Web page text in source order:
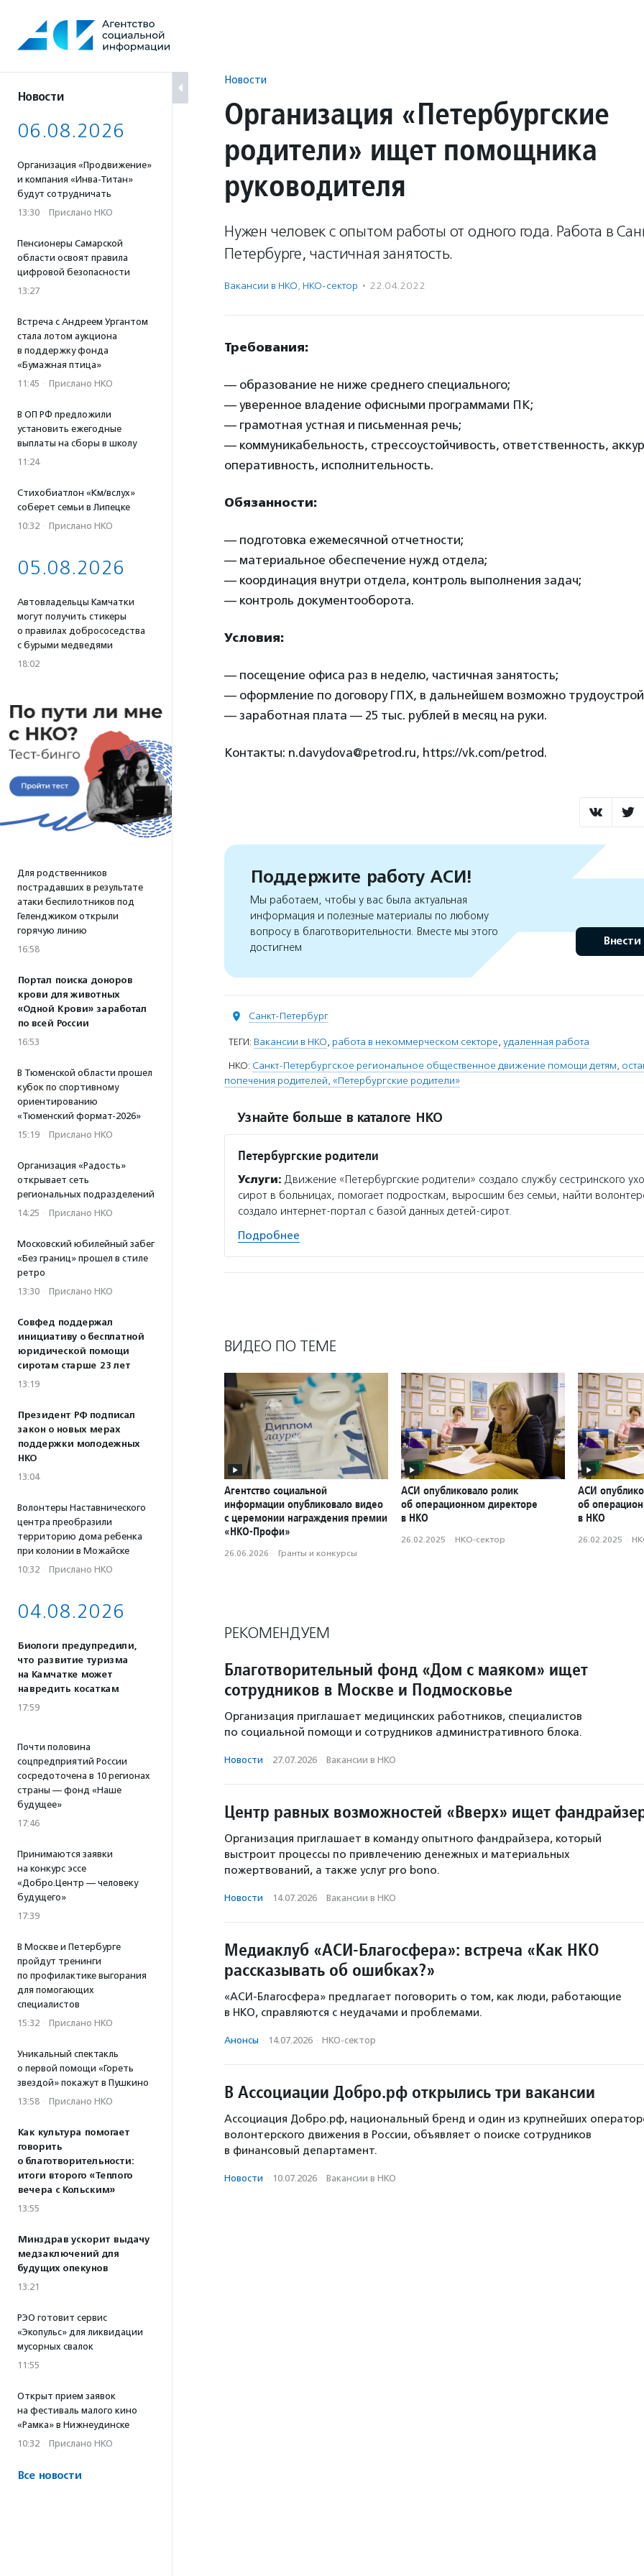
содержанию
Новости
06.08.2026
Организация «Продвижение»
и компания «Инва-Титан»
будут сотрудничать
13:30 · Прислано НКО
Пенсионеры Самарской
области освоят правила
цифровой безопасности
13:27
Встреча с Андреем Ургантом
стала лотом аукциона
в поддержку фонда
«Бумажная птица»
11:45 · Прислано НКО
В ОП РФ предложили
установить ежегодные
выплаты на сборы в школу
11:24
Стихобиатлон «Км/вслух»
соберет семьи в Липецке
10:32 · Прислано НКО
05.08.2026
Автовладельцы Камчатки
могут получить стикеры
о правилах добрососедства
с бурыми медведями
18:02
Для родственников
пострадавших в результате
атаки беспилотников под
Геленджиком открыли
горячую линию
16:58
Портал поиска доноров
крови для животных
«Одной Крови» заработал
по всей России
16:53
В Тюменской области прошел
кубок по спортивному
ориентированию
«Тюменский формат-2026»
15:19 · Прислано НКО
Организация «Радость»
открывает сеть
региональных подразделений
14:25 · Прислано НКО
Московский юбилейный забег
«Без границ» прошел в стиле
ретро
13:30 · Прислано НКО
Совфед поддержал
инициативу о бесплатной
юридической помощи
сиротам старше 23 лет
13:19
Президент РФ подписал
закон о новых мерах
поддержки молодежных
НКО
13:04
Волонтеры Наставнического
центра преобразили
территорию дома ребенка
при колонии в Можайске
10:32 · Прислано НКО
04.08.2026
Биологи предупредили,
что развитие туризма
на Камчатке может
навредить косаткам
17:59
Почти половина
соцпредприятий России
сосредоточена в 10 регионах
страны — фонд «Наше
будущее»
17:46
Принимаются заявки
на конкурс эссе
«Добро.Центр — человеку
будущего»
17:39
В Москве и Петербурге
пройдут тренинги
по профилактике выгорания
для помогающих
специалистов
15:32 · Прислано НКО
Уникальный спектакль
о первой помощи «Гореть
звездой» покажут в Пушкино
13:58 · Прислано НКО
Как культура помогает
говорить
о благотворительности:
итоги второго «Теплого
вечера с Кольским»
13:55
Минздрав ускорит выдачу
медзаключений для
будущих опекунов
13:21
РЭО готовит сервис
«Экопульс» для ликвидации
мусорных свалок
11:55
Открыт прием заявок
на фестиваль малого кино
«Рамка» в Нижнеудинске
10:32 · Прислано НКО
Все новости
Новости
Организация «Петербургские
родители» ищет помощника
руководителя
Нужен человек с опытом работы от одного года. Работа в
Петербурге, частичная занятость.
Вакансии в НКО, НКО-сектор · 22.04.2022
Требования:
— образование не ниже среднего специального;
— уверенное владение офисными программами ПК;
— грамотная устная и письменная речь;
— коммуникабельность, стрессоустойчивость, ответственность,
оперативность, исполнительность.
Обязанности:
— подготовка ежемесячной отчетности;
— материальное обеспечение нужд отдела;
— координация внутри отдела, контроль выполнения задач;
— контроль документооборота.
Условия:
— посещение офиса раз в неделю, частичная занятость;
— оформление по договору ГПХ, в дальнейшем возможно
— заработная плата — 25 тыс. рублей в месяц на руки.
Контакты: n.davydova@petrod.ru, https://vk.com/petrod.
Поддержите работу АСИ!
Мы работаем, чтобы у вас была актуальная
информация и полезные материалы по любому
вопросу в благотворительности. Вместе мы этого
достигнем
Внести
Санкт-Петербург
ТЕГИ: Вакансии в НКО, работа в некоммерческом секторе, удаленная работа
НКО: Санкт-Петербургское региональное общественное движение помощи детям,
попечения родителей, «Петербургские родители»
Узнайте больше в каталоге НКО
Петербургские родители
Услуги: Движение «Петербургские родители» создало службу сестринского
сирот в больницах, помогает подросткам, выросшим без семьи, найти
создало интернет-портал с базой данных детей-сирот.
Подробнее
ВИДЕО ПО ТЕМЕ
Агентство социальной
информации опубликовало видео
с церемонии награждения премии
«НКО-Профи»
26.06.2026 · Гранты и конкурсы
АСИ опубликовало ролик
об операционном директоре
в НКО
26.02.2025 · НКО-сектор
АСИ
об
в НКО
26.02.2025 ·
РЕКОМЕНДУЕМ
Благотворительный фонд «Дом с маяком» ищет
сотрудников в Москве и Подмосковье
Организация приглашает медицинских работников, специалистов
по социальной помощи и сотрудников административного блока.
Новости · 27.07.2026 · Вакансии в НКО
Центр равных возможностей «Вверх» ищет
Организация приглашает в команду опытного фандрайзера, который
выстроит процессы по привлечению денежных и материальных
пожертвований, а также услуг pro bono.
Новости · 14.07.2026 · Вакансии в НКО
Медиаклуб «АСИ-Благосфера»: встреча «Как НКО
рассказывать об ошибках?»
«АСИ-Благосфера» предлагает поговорить о том, как люди, работающие
в НКО, справляются с неудачами и проблемами.
Анонсы · 14.07.2026 · НКО-сектор
В Ассоциации Добро.рф открылись три вакансии
Ассоциация Добро.рф, национальный бренд и один из крупнейших
волонтерского движения в России, объявляет о поиске сотрудников
в финансовый департамент.
Новости · 10.07.2026 · Вакансии в НКО